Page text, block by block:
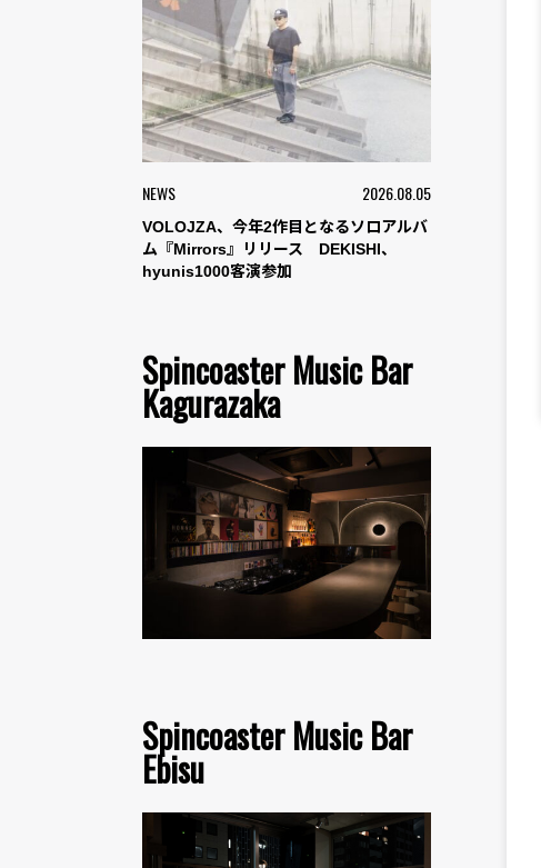
NEWS 2026.08.05
VOLOJZA、今年2作目となるソロアルバ
ム『Mirrors』リリース DEKISHI、
hyunis1000客演参加
Spincoaster Music Bar
Kagurazaka
Spincoaster Music Bar
Ebisu